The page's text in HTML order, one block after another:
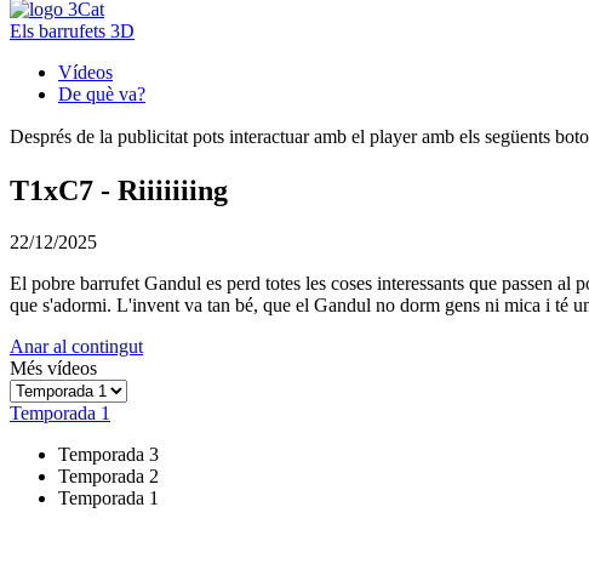
Els barrufets 3D
Vídeos
De què va?
Després de la publicitat pots interactuar amb el player amb els següents
T1xC7 - Riiiiiiing
22/12/2025
El pobre barrufet Gandul es perd totes les coses interessants que passen
que s'adormi. L'invent va tan bé, que el Gandul no dorm gens ni mica i té
Anar al contingut
Més vídeos
Temporada 1
Temporada 3
Temporada 2
Temporada 1